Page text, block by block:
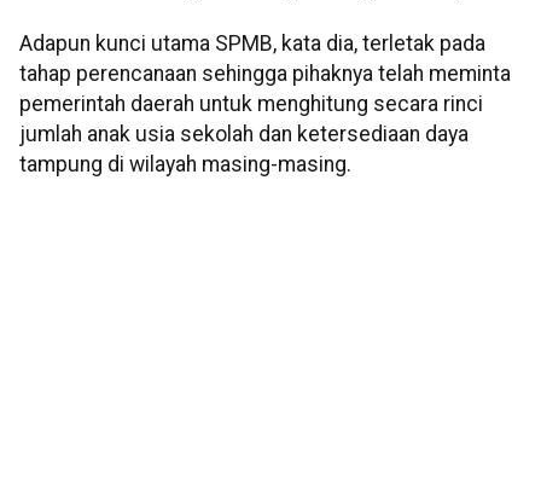
Adapun kunci utama SPMB, kata dia, terletak pada
tahap perencanaan sehingga pihaknya telah meminta
pemerintah daerah untuk menghitung secara rinci
jumlah anak usia sekolah dan ketersediaan daya
tampung di wilayah masing-masing.